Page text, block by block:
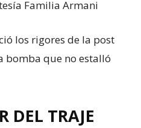
Familia Armani
los rigores de la post
bomba que no estalló
DEL TRAJE